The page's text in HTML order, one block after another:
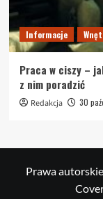
Informacje
Praca w ciszy –
z nim poradzić
Redakcja 30
Prawa